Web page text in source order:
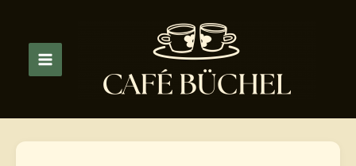
springen